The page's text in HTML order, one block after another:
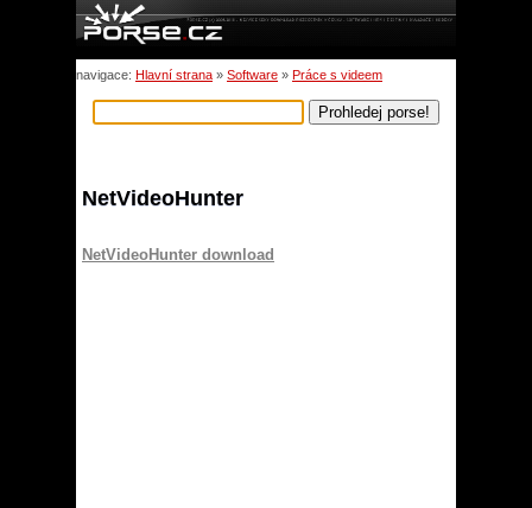
navigace: Hlavní strana » Software » Práce s videem
NetVideoHunter
NetVideoHunter download